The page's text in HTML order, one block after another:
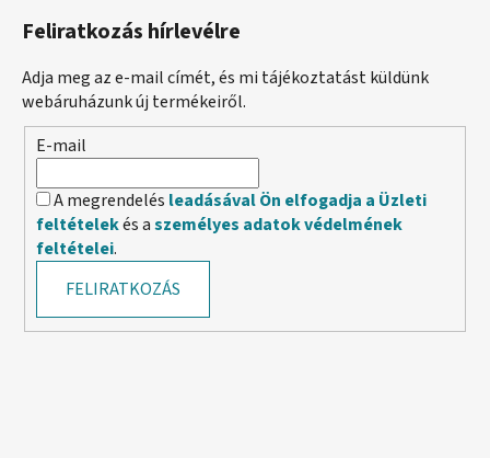
Feliratkozás hírlevélre
Adja meg az e-mail címét, és mi tájékoztatást küldünk
webáruházunk új termékeiről.
E-mail
A megrendelés leadásával Ön elfogadja a Üzleti
feltételekés aszemélyes adatok védelmének
feltételei.
FELIRATKOZÁS